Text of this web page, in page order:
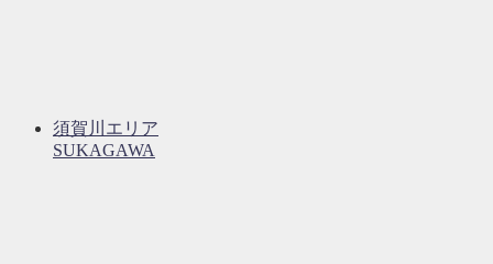
須賀川エリア
SUKAGAWA